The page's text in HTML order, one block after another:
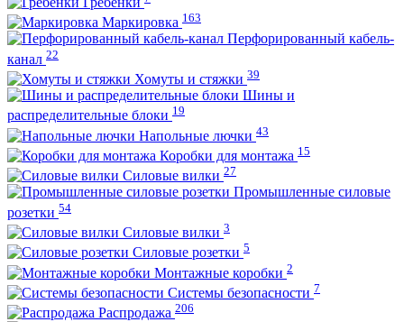
Маркировка 163
Перфорированный кабель-
канал 22
Хомуты и стяжки 39
Шины и
распределительные блоки 19
Напольные лючки 43
Коробки для монтажа 15
Силовые вилки 27
Промышленные силовые
розетки 54
Силовые вилки 3
Силовые розетки 5
Монтажные коробки 2
Системы безопасности 7
Распродажа 206